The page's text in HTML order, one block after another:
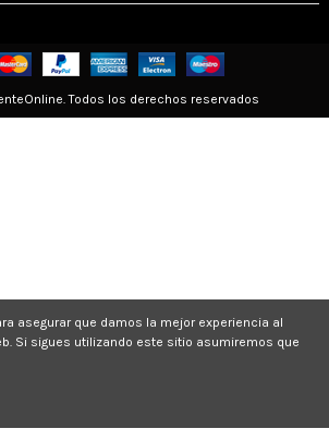
Todos los derechos reservados
asegurar que damos la mejor experiencia al
Si sigues utilizando este sitio asumiremos que